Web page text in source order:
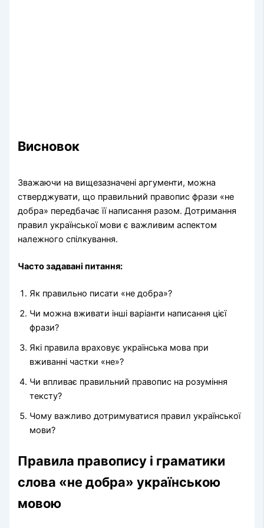
Висновок
Зважаючи на вищезазначені аргументи, можна
стверджувати, що правильний правопис фрази «не
добра» передбачає її написання разом. Дотримання
правил української мови є важливим аспектом
належного спілкування.
Часто задавані питання:
Як правильно писати «не добра»?
Чи можна вживати інші варіанти написання цієї
фрази?
Які правила враховує українська мова при
вживанні частки «не»?
Чи впливає правильний правопис на розуміння
тексту?
Чому важливо дотримуватися правил української
мови?
Правила правопису і граматики
слова «не добра» українською
мовою